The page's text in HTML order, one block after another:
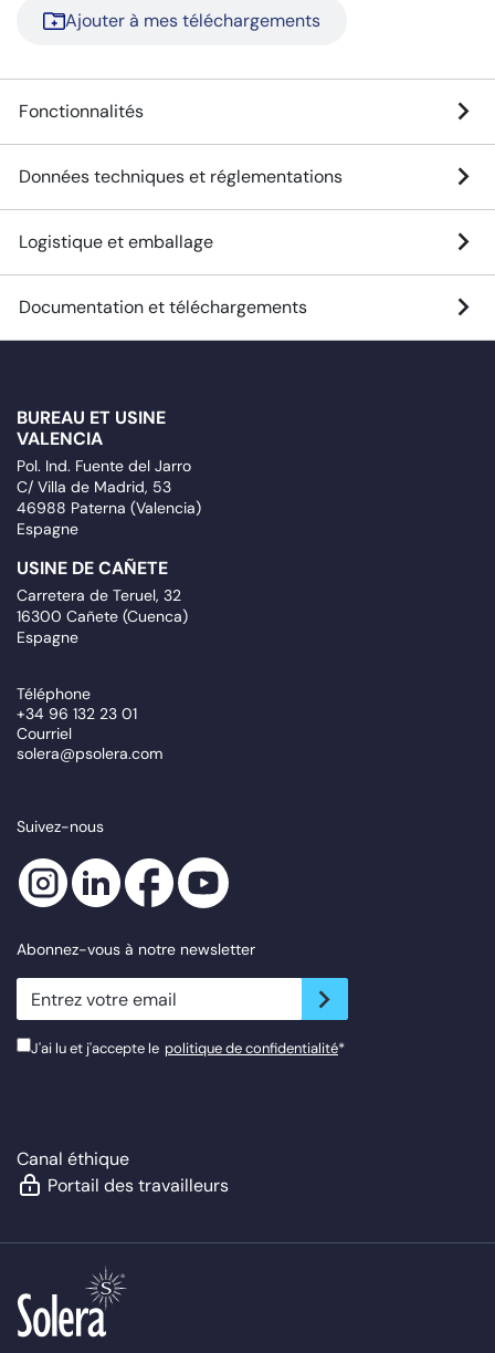
Ajouter à mes téléchargements
Fonctionnalités
Données techniques et réglementations
Logistique et emballage
Documentation et téléchargements
BUREAU ET USINE
VALENCIA
Pol. Ind. Fuente del Jarro
C/ Villa de Madrid, 53
46988 Paterna (Valencia)
Espagne
USINE DE CAÑETE
Carretera de Teruel, 32
16300 Cañete (Cuenca)
Espagne
Téléphone
+34 96 132 23 01
Courriel
solera@psolera.com
Suivez-nous
Abonnez-vous à notre newsletter
newsletter.suscribe
J'ai lu et j'accepte le politique de confidentialité*
Canal éthique
Portail des travailleurs